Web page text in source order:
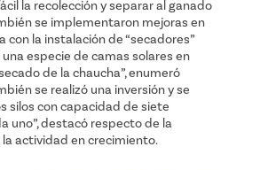
la recolección y separar al ganado
se implementaron mejoras en
con la instalación de “secadores”
especie de camas solares en
de la chaucha”, enumeró
se realizó una inversión y se
silos con capacidad de siete
uno”, destacó respecto de la
actividad en crecimiento.